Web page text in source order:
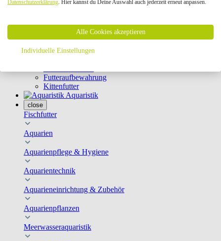
Geschirre & Leinen
Schutznetze
Kippfensterschutz
Katzenkameras
Futternäpfe
Futteraufbewahrung
Kittenfutter
Aquaristik
close
Fischfutter
Aquarien
Aquarienpflege & Hygiene
Aquarientechnik
Aquarieneinrichtung & Zubehör
Aquarienpflanzen
Meerwasseraquaristik
Datenschutzerklärung. Hier kannst du Deine Auswahl auch jederzeit erneut anpassen.
Alle Cookies akzeptieren
Individuelle Einstellungen